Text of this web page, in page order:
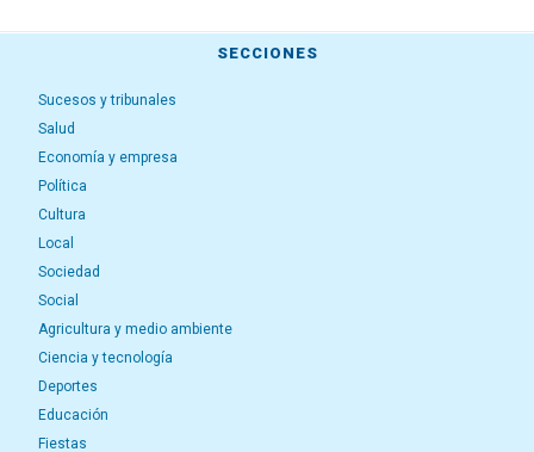
SECCIONES
Sucesos y tribunales
Salud
Economía y empresa
Política
Cultura
Local
Sociedad
Social
Agricultura y medio ambiente
Ciencia y tecnología
Deportes
Educación
Fiestas